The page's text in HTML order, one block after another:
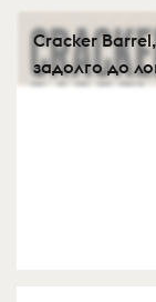
Cracker
задолго до